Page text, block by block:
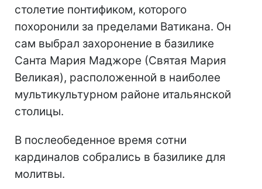
столетие понтификом, которого
похоронили за пределами Ватикана. Он
сам выбрал захоронение в базилике
Санта Мария Маджоре (Святая Мария
Великая), расположенной в наиболее
мультикультурном районе итальянской
столицы.
В послеобеденное время сотни
кардиналов собрались в базилике для
молитвы.